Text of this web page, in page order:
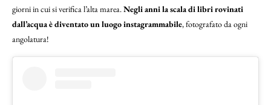
giorni in cui si verifica l’alta marea.Negli anni la scala di libri rovinati
dall’acqua è diventato un luogo instagrammabile, fotografato da ogni
angolatura!